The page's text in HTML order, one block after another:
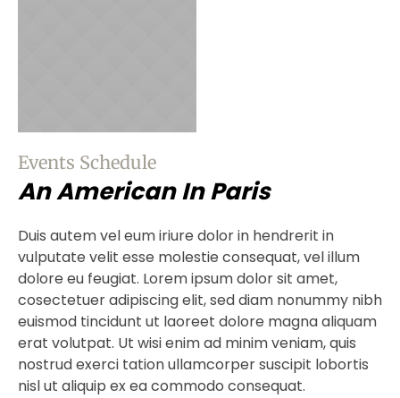
Events Schedule
An American In Paris
Duis autem vel eum iriure dolor in hendrerit in
vulputate velit esse molestie consequat, vel illum
dolore eu feugiat. Lorem ipsum dolor sit amet,
cosectetuer adipiscing elit, sed diam nonummy nibh
euismod tincidunt ut laoreet dolore magna aliquam
erat volutpat. Ut wisi enim ad minim veniam, quis
nostrud exerci tation ullamcorper suscipit lobortis
nisl ut aliquip ex ea commodo consequat.